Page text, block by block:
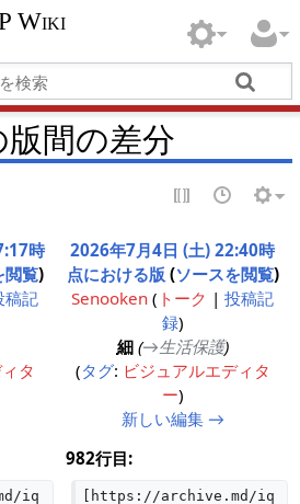
Wiki
版間の差分
時
閲覧)
稿記
タ
2026年7月4日 (土) 22:40時
点における版 (ソースを閲覧)
Senooken ( トーク |投稿記
録)
細 (→‎生活保護)
タグ: ビジュアルエディタ
ー
新しい編集 →
982行目:
iq
[https://archive.md/iq